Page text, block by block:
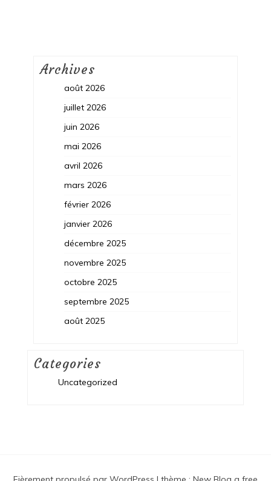
Archives
août 2026
juillet 2026
juin 2026
mai 2026
avril 2026
mars 2026
février 2026
janvier 2026
décembre 2025
novembre 2025
octobre 2025
septembre 2025
août 2025
Categories
Uncategorized